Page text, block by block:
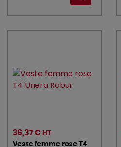
36,37 € HT
Veste femme rose T4